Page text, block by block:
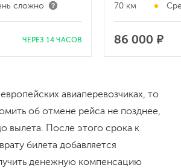
сложно
ЧЕРЕЗ 14 ЧАСОВ
70 км
86 000 ₽
авиаперевозчиках, то
об отмене рейса не позднее,
вылета. После этого срока к
билета добавляется
денежную компенсацию